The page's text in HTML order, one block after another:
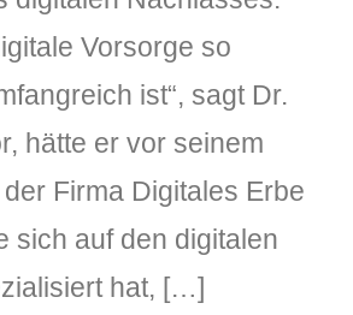
Vorsorge so
ist“, sagt Dr.
hätte er vor seinem
Firma Digitales Erbe
sich auf den digitalen
hat, […]